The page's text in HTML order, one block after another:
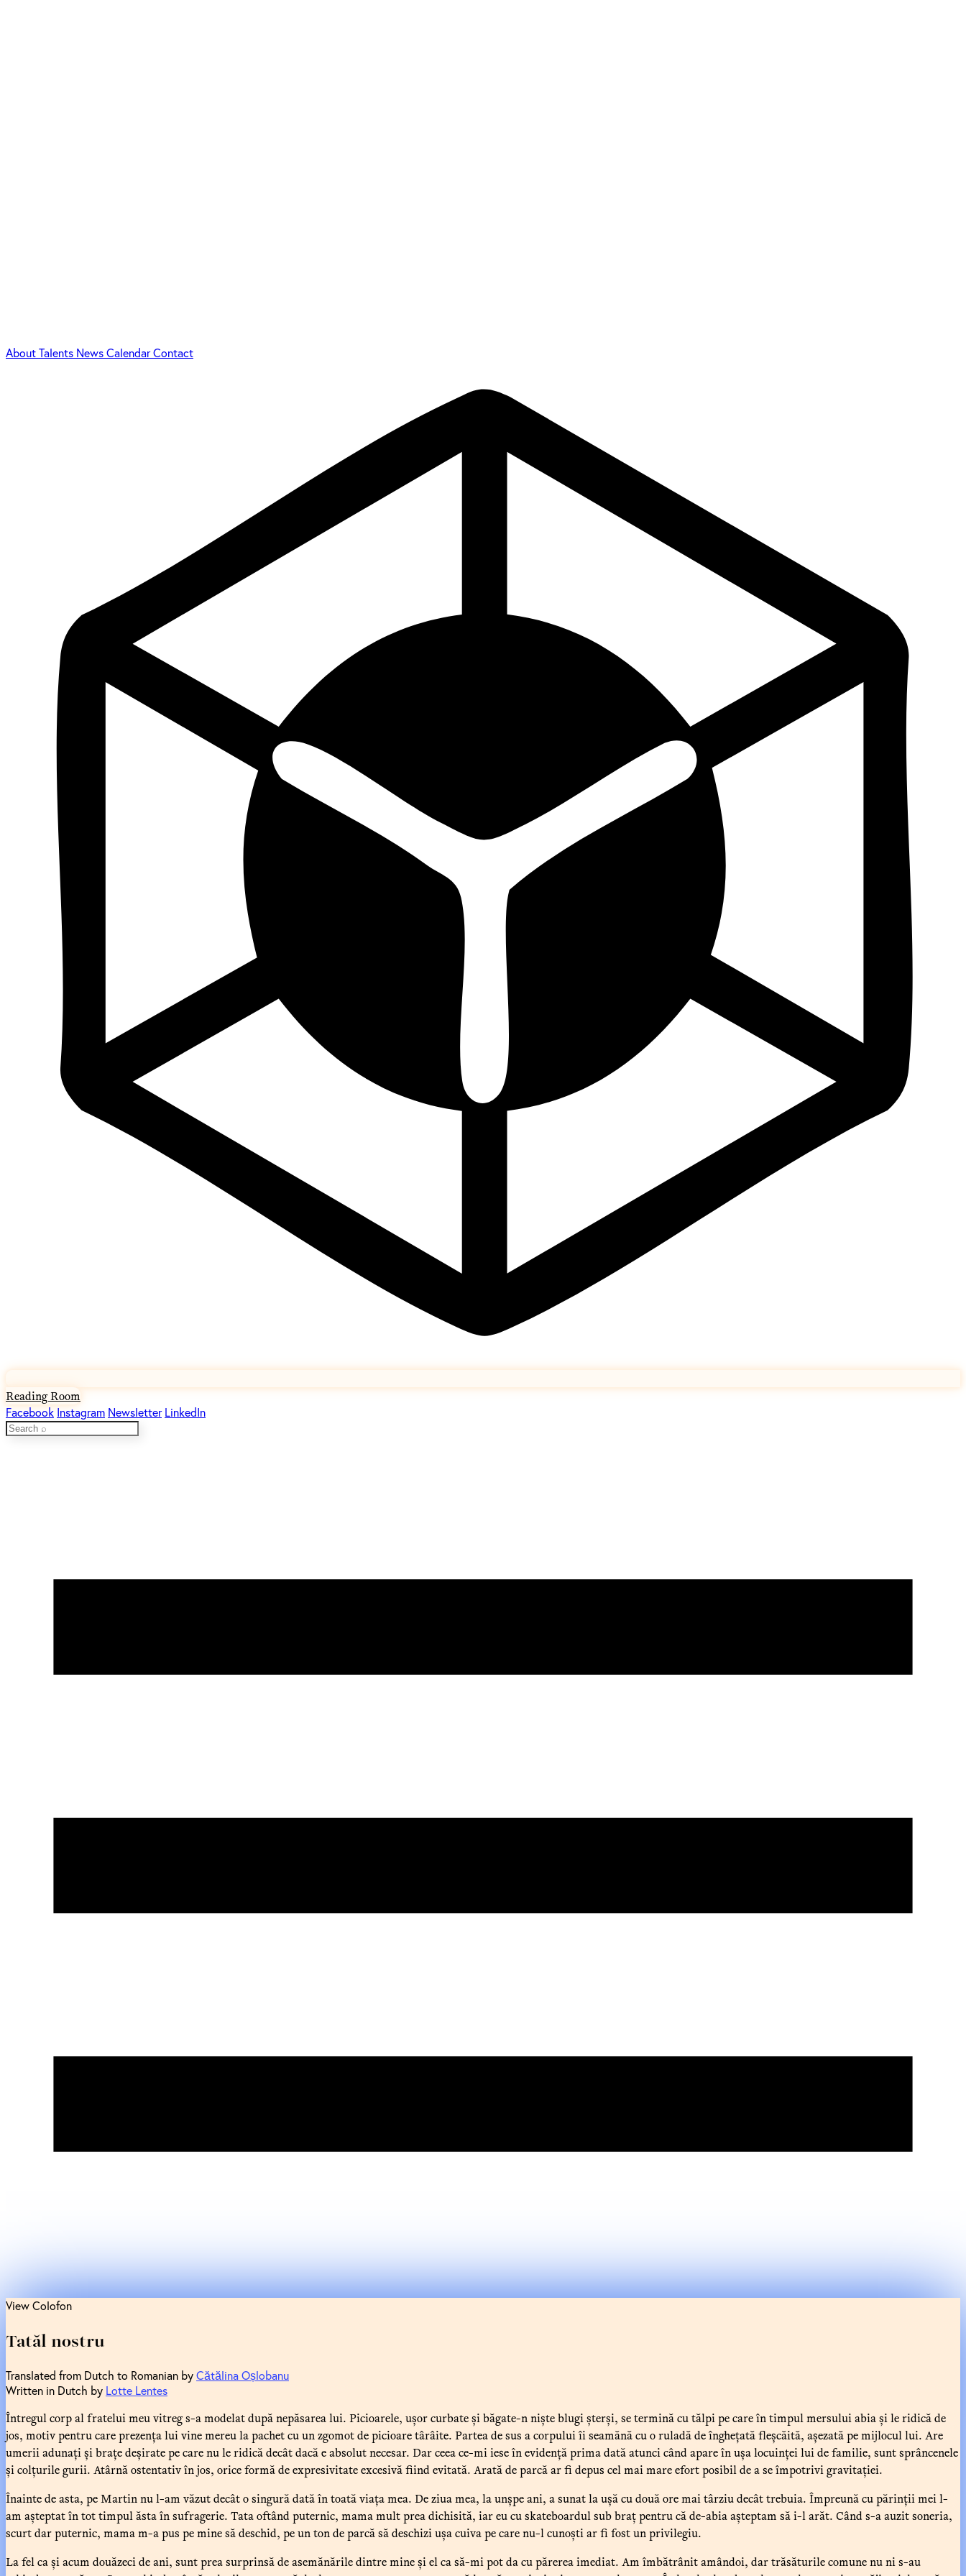
AboutTalents NewsCalendarContact
Reading Room
Facebook Instagram Newsletter LinkedIn
View Colofon
Tatăl nostru
Translated from Dutch to Romanian byCătălina Oșlobanu
Written in Dutch by Lotte Lentes
Întregul corp al fratelui meu vitreg s-a modelat după nepăsarea lui. Picioarele, ușor curbate și băgate-n niște blugi șterși, se termină cu tălpi pe care în timpul mersului abia și le ridică de
jos, motiv pentru care prezența lui vine mereu la pachet cu un zgomot de picioare târâite. Partea de sus a corpului îi seamănă cu o ruladă de înghețată fleșcăită, așezată pe mijlocul lui. Are
umerii adunați și brațe deșirate pe care nu le ridică decât dacă e absolut necesar. Dar ceea ce-mi iese în evidență prima dată atunci când apare în ușa locuinței lui de familie, sunt sprâncenele
și colțurile gurii. Atârnă ostentativ în jos, orice formă de expresivitate excesivă fiind evitată. Arată de parcă ar fi depus cel mai mare efort posibil de a se împotrivi gravitației.
Înainte de asta, pe Martin nu l-am văzut decât o singură dată în toată viața mea. De ziua mea, la unșpe ani, a sunat la ușă cu două ore mai târziu decât trebuia. Împreună cu părinții mei l-
am așteptat în tot timpul ăsta în sufragerie. Tata oftând puternic, mama mult prea dichisită, iar eu cu skateboardul sub braț pentru că de-abia așteptam să i-l arăt. Când s-a auzit soneria,
scurt dar puternic, mama m-a pus pe mine să deschid, pe un ton de parcă să deschizi ușa cuiva pe care nu-l cunoști ar fi fost un privilegiu.
La fel ca și acum douăzeci de ani, sunt prea surprinsă de asemănările dintre mine și el ca să-mi pot da cu părerea imediat. Am îmbătrânit amândoi, dar trăsăturile comune nu ni s-au